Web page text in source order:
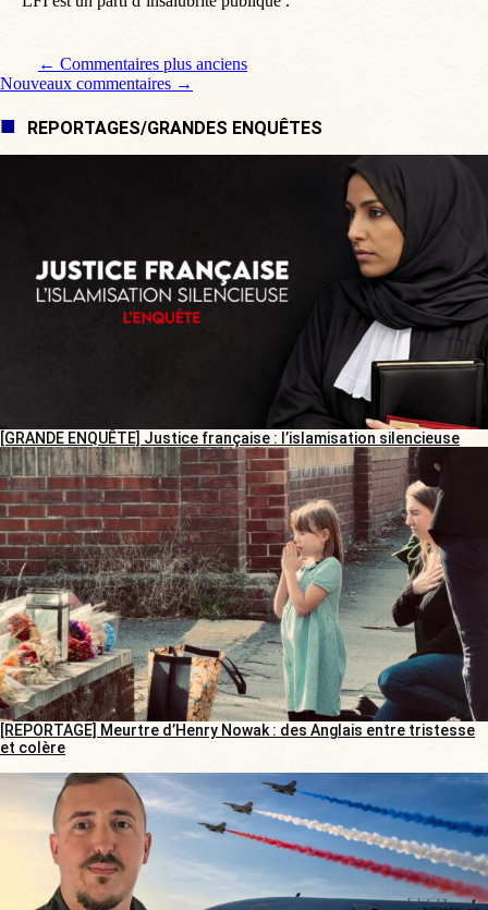
Navigation de commentaire
← Commentaires plus anciens
Nouveaux commentaires →
REPORTAGES/GRANDES ENQUÊTES
[GRANDE ENQUÊTE] Justice française : l’islamisation silencieuse
[REPORTAGE] Meurtre d’Henry Nowak : des Anglais entre tristesse
et colère